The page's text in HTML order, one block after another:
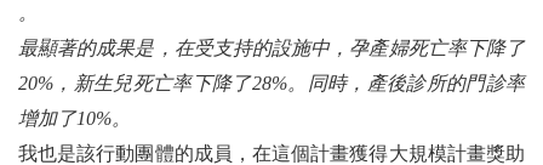
酒國英雄
吾愛吾社
。
最顯著的成果是，在受支持的設施中，孕產婦死亡率下降了
20%，新生兒死亡率下降了28%。同時，產後診所的門診率
增加了10%。
我也是該行動團體的成員，在這個計畫獲得大規模計畫獎助